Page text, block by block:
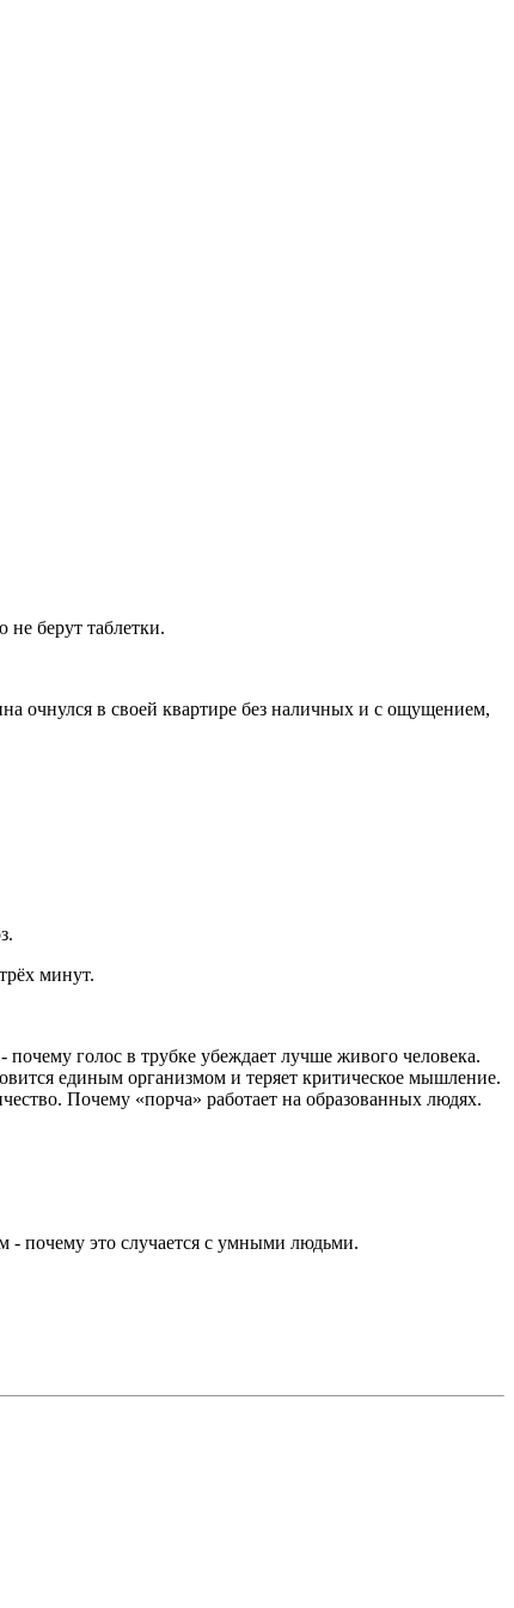
берут таблетки.
очнулся в своей квартире без наличных и с ощущением,
минут.
голос в трубке убеждает лучше живого человека.
единым организмом и теряет критическое мышление.
Почему «порча» работает на образованных людях.
- почему это случается с умными людьми.